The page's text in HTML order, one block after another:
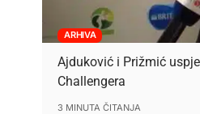
ARHIVA
Ajduković i Prižmić
Challengera
3 MINUTA ČITANJA